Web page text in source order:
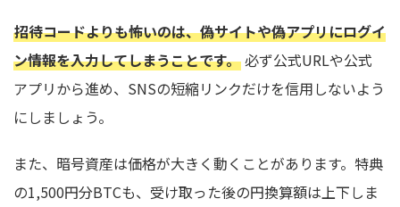
招待コードよりも怖いのは、偽サイトや偽アプリにログイ
ン情報を入力してしまうことです。 必ず公式URLや公式
アプリから進め、SNSの短縮リンクだけを信用しないよう
にしましょう。
また、暗号資産は価格が大きく動くことがあります。特典
の1,500円分BTCも、受け取った後の円換算額は上下しま